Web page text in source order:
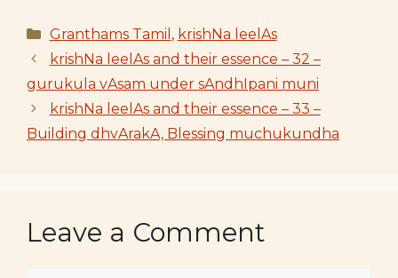
Categories
Granthams Tamil , krishNa leelAs
krishNa leelAs and their essence – 32 –
gurukula vAsam under sAndhIpani muni
krishNa leelAs and their essence – 33 –
Building dhvArakA, Blessing muchukundha
Leave a Comment